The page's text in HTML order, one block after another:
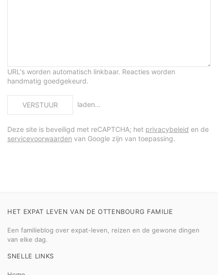
URL's worden automatisch linkbaar. Reacties worden
handmatig goedgekeurd.
VERSTUUR laden…
Deze site is beveiligd met reCAPTCHA; het privacybeleid en de
servicevoorwaarden van Google zijn van toepassing.
HET EXPAT LEVEN VAN DE OTTENBOURG FAMILIE
Een familieblog over expat-leven, reizen en de gewone dingen
van elke dag.
SNELLE LINKS